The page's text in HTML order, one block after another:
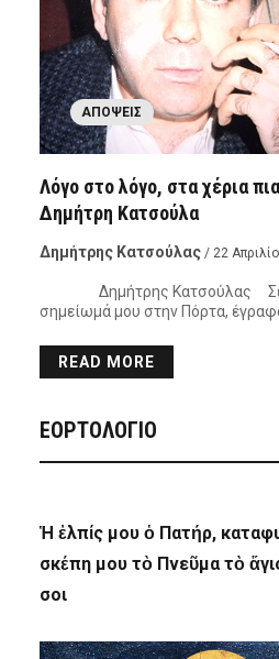
ΑΠΌΨΕΙΣ
Λόγο στο λόγο, στα χέρια
Δημήτρη Κατσούλα
Δημήτρης Κατσούλας / 22
Δημήτρης Κατσούλας Σε
σημείωμά μου στην Πόρτα,
READ MORE
ΕΟΡΤΟΛΟΓΙΟ
Ἡ ἐλπίς μου ὁ Πατήρ,
σκέπη μου τὸ Πνεῦμα τὸ
σοι